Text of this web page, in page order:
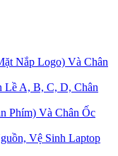
Nắp Logo) Và Chân
Lề A, B, C, D, Chân
Phím) Và Chân Ốc
Vệ Sinh Laptop